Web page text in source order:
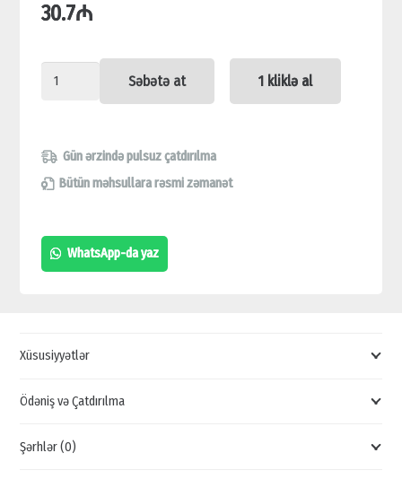
30.7₼
AME
DİNAMİKLƏRİ,
MİNİ
QİYMƏTİ,
TAVAN
SİSTEM
quantity
Səbətə at 1 kliklə al
Gün ərzində pulsuz çatdırılma
Bütün məhsullara rəsmi zəmanət
WhatsApp-da yaz
Xüsusiyyətlər
Ödəniş və Çatdırılma
Şərhlər (0)